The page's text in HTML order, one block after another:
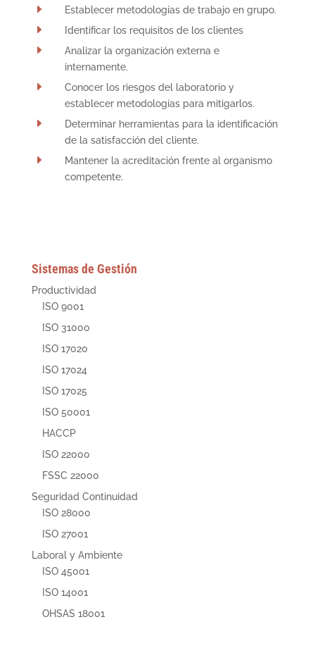
E Establecer metodologías de trabajo en grupo.
E Identificar los requisitos de los clientes
E
Analizar la organización externa e
internamente.
E
Conocer los riesgos del laboratorio y
establecer metodologías para mitigarlos.
E
Determinar herramientas para la identificación
de la satisfacción del cliente.
E
Mantener la acreditación frente al organismo
competente.
Sistemas de Gestión
Productividad
ISO 9001
ISO 31000
ISO 17020
ISO 17024
ISO 17025
ISO 50001
HACCP
ISO 22000
FSSC 22000
Seguridad Continuidad
ISO 28000
ISO 27001
Laboral y Ambiente
ISO 45001
ISO 14001
OHSAS 18001